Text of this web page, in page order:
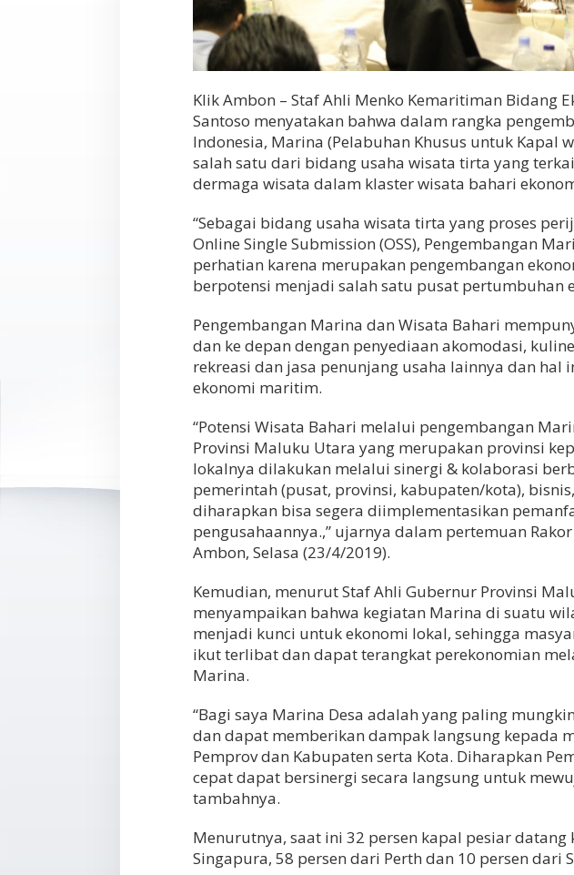
Klik Ambon – Staf Ahli Menko Kemaritiman Bidang
Santoso menyatakan bahwa dalam rangka
Indonesia, Marina (Pelabuhan Khusus untuk Kapal
salah satu dari bidang usaha wisata tirta yang
dermaga wisata dalam klaster wisata bahari
“Sebagai bidang usaha wisata tirta yang proses
Online Single Submission (OSS), Pengembangan
perhatian karena merupakan pengembangan
berpotensi menjadi salah satu pusat pertumbuhan
Pengembangan Marina dan Wisata Bahari
dan ke depan dengan penyediaan akomodasi,
rekreasi dan jasa penunjang usaha lainnya dan hal
ekonomi maritim.
“Potensi Wisata Bahari melalui pengembangan
Provinsi Maluku Utara yang merupakan provinsi
lokalnya dilakukan melalui sinergi & kolaborasi
pemerintah (pusat, provinsi, kabupaten/kota),
diharapkan bisa segera diimplementasikan
pengusahaannya.,” ujarnya dalam pertemuan
Ambon, Selasa (23/4/2019).
Kemudian, menurut Staf Ahli Gubernur Provinsi
menyampaikan bahwa kegiatan Marina di suatu
menjadi kunci untuk ekonomi lokal, sehingga
ikut terlibat dan dapat terangkat perekonomian
Marina.
“Bagi saya Marina Desa adalah yang paling
dan dapat memberikan dampak langsung kepada
Pemprov dan Kabupaten serta Kota. Diharapkan
cepat dapat bersinergi secara langsung untuk
tambahnya.
Menurutnya, saat ini 32 persen kapal pesiar datang
Singapura, 58 persen dari Perth dan 10 persen dari